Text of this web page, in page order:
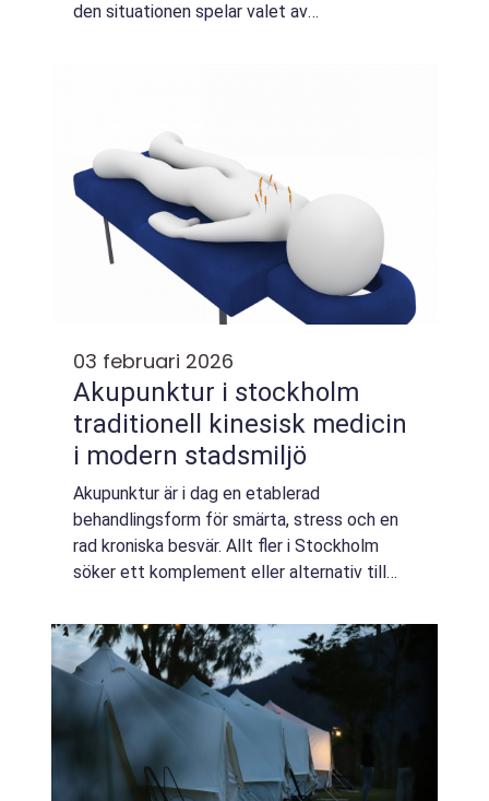
den situationen spelar valet av
03 februari 2026
Akupunktur i stockholm
traditionell kinesisk medicin
i modern stadsmiljö
Akupunktur är i dag en etablerad
behandlingsform för smärta, stress och en
rad kroniska besvär. Allt fler i Stockholm
söker ett komplement eller alternativ till
långvariga. Genom att kombinera traditionell
kinesis...